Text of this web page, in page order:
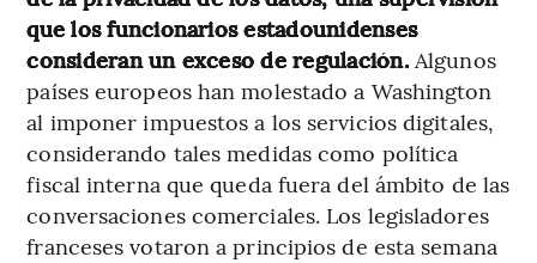
que los funcionarios estadounidenses
consideran un exceso de regulación.Algunos
países europeos han molestado a Washington
al imponer impuestos a los servicios digitales,
considerando tales medidas como política
fiscal interna que queda fuera del ámbito de las
conversaciones comerciales. Los legisladores
franceses votaron a principios de esta semana